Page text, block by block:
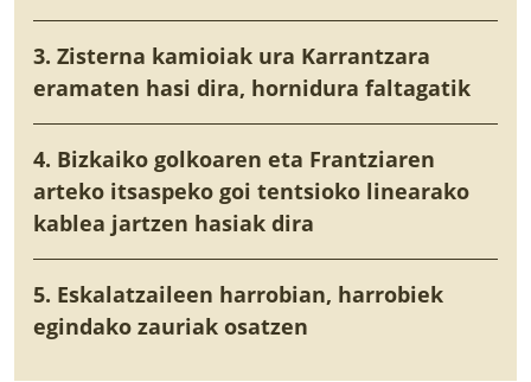
3. Zisterna kamioiak ura Karrantzara
eramaten hasi dira, hornidura faltagatik
4. Bizkaiko golkoaren eta Frantziaren
arteko itsaspeko goi tentsioko linearako
kablea jartzen hasiak dira
5. Eskalatzaileen harrobian, harrobiek
egindako zauriak osatzen